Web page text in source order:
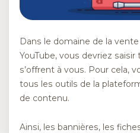
Dans le domaine de la
YouTube, vous devriez
s’offrent à vous. Pour cela,
tous les outils de la
de contenu.
Ainsi, les bannières, les